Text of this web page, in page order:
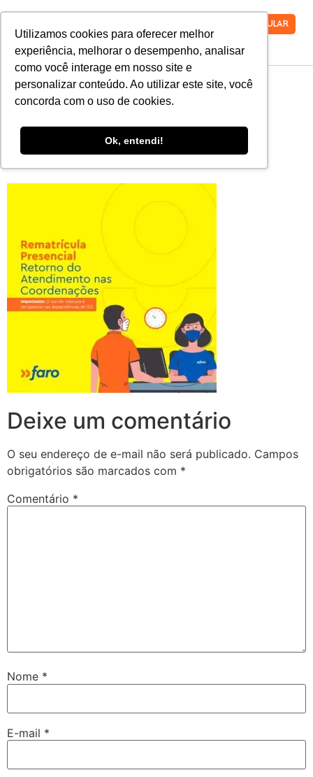
Utilizamos cookies para oferecer melhor
experiência, melhorar o desempenho, analisar
como você interage em nosso site e
personalizar conteúdo. Ao utilizar este site, você
concorda com o uso de cookies.
Ok, entendi!
VESTIBULAR
2021_02_23-
Atendimento-
1080×1080-1
Deixe um comentário
O seu endereço de e-mail não será publicado. Campos
obrigatórios são marcados com *
Comentário *
Nome *
E-mail *